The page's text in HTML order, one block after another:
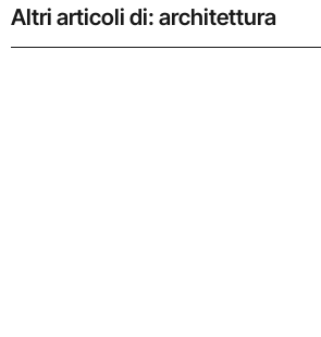
Altri articoli di: architettura